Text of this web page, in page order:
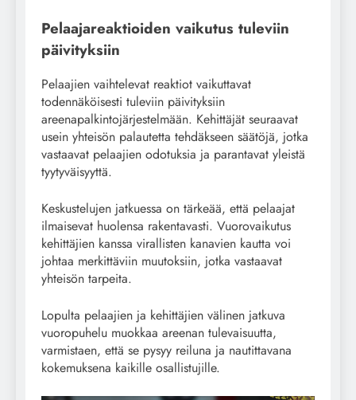
Pelaajareaktioiden vaikutus tuleviin
päivityksiin
Pelaajien vaihtelevat reaktiot vaikuttavat
todennäköisesti tuleviin päivityksiin
areenapalkintojärjestelmään. Kehittäjät seuraavat
usein yhteisön palautetta tehdäkseen säätöjä, jotka
vastaavat pelaajien odotuksia ja parantavat yleistä
tyytyväisyyttä.
Keskustelujen jatkuessa on tärkeää, että pelaajat
ilmaisevat huolensa rakentavasti. Vuorovaikutus
kehittäjien kanssa virallisten kanavien kautta voi
johtaa merkittäviin muutoksiin, jotka vastaavat
yhteisön tarpeita.
Lopulta pelaajien ja kehittäjien välinen jatkuva
vuoropuhelu muokkaa areenan tulevaisuutta,
varmistaen, että se pysyy reiluna ja nautittavana
kokemuksena kaikille osallistujille.